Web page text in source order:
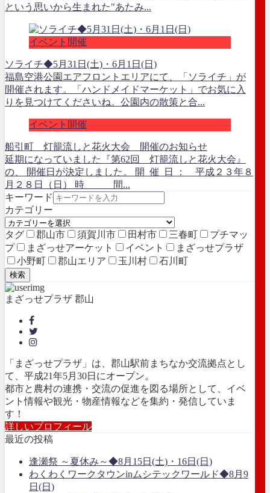
という思いから生まれた"あたみ...
イベント開催
ソライチ◆5月31日(土)・6月1日(日)
福島空港公園エアフロントエリアにて、「ソライチ」が
開催されます。「ハンドメイドマーケット」でお気に入
りを見つけてくださいね。公園内の散策と合...
イベント開催
船引町 灯籠流しと花火大会 開催のお知らせ
延期になっていました『第62回 灯籠流しと花火大会』
の、 開催日が決定しました。 開 催 日 ： 平成２３年８
月２８日（日） 時 間...
キーワード
カテゴリー
タグ 郡山市 須賀川市 田村市 三春町
プチマッ
プ
まざっせアーケット イベント
まざっせプラザ
小野町
郡山エリア 玉川村 石川町
検索
まざっせプラザ 郡山
「まざっせプラザ」は、郡山駅前まちなか交流拠点とし
て、平成21年5月30日にオープン。
都市と農村の連携・交流の促進を図る場所として、イベ
ント情報や観光・物産情報などを集約・発信していま
す！
詳しいプロフィール
最近の投稿
逢瀬祭 ～夏休み～◆8月15日(土)・16日(日)
わくわくワークタウンinムシテックワールド◆8月9
日(日)